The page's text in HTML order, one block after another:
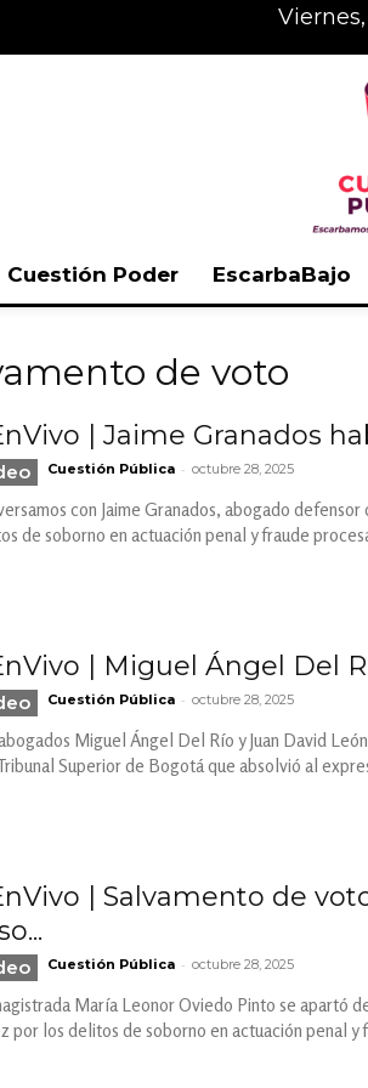
Cuestión Poder EscarbaBajo
de voto
| Jaime Granados
Cuestión Pública - octubre 28, 2025
con Jaime Granados, abogado
de soborno en actuación penal y fraude
| Miguel Ángel Del
Cuestión Pública - octubre 28, 2025
Miguel Ángel Del Río y Juan David
Superior de Bogotá que absolvió al
| Salvamento de
Cuestión Pública - octubre 28, 2025
María Leonor Oviedo Pinto se apartó
por los delitos de soborno en actuación penal y